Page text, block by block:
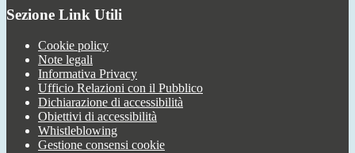
Sezione Link Utili
Cookie policy
Note legali
Informativa Privacy
Ufficio Relazioni con il Pubblico
Dichiarazione di accessibilità
Obiettivi di accessibilità
Whistleblowing
Gestione consensi cookie